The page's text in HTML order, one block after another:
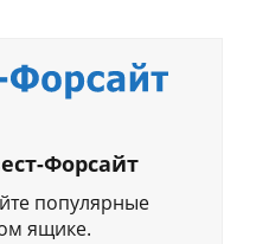
Форсайт
популярные
ящике.